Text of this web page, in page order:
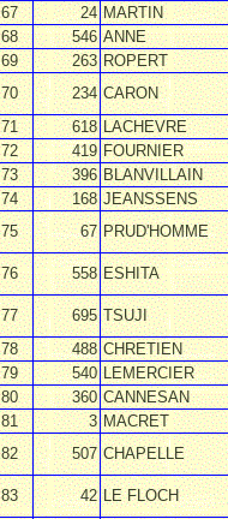
67
24 MARTIN
68
546 ANNE
69
263 ROPERT
70
234 CARON
71
618 LACHEVRE
72
419 FOURNIER
73
396 BLANVILLAIN
74
168 JEANSSENS
75
67 PRUD'HOMME
76 558 ESHITA
77 695 TSUJI
78
488 CHRETIEN
79
540 LEMERCIER
80
360 CANNESAN
81
3 MACRET
82
507 CHAPELLE
83 42 LE FLOCH